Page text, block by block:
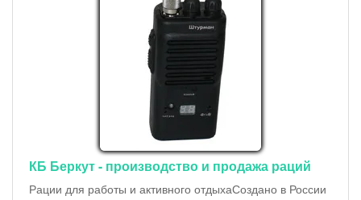
КБ Беркут - производство и продажа раций
Рации для работы и активного отдыхаСоздано в России